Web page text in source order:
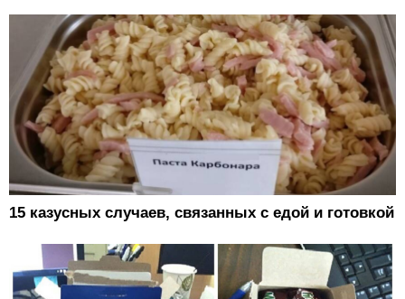
15 казусных случаев, связанных с едой и готовкой